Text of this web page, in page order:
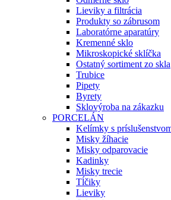
Lieviky a filtrácia
Produkty so zábrusom
Laboratórne aparatúry
Kremenné sklo
Mikroskopické sklíčka
Ostatný sortiment zo skla
Trubice
Pipety
Byrety
Sklovýroba na zákazku
PORCELÁN
Kelímky s
Misky žíhacie
Misky odparovacie
Kadinky
Misky trecie
Tĺčiky
Lieviky